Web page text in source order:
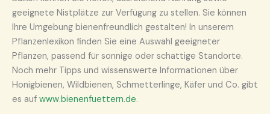
geeignete Nistplätze zur Verfügung zu stellen. Sie können
Ihre Umgebung bienenfreundlich gestalten! In unserem
Pflanzenlexikon finden Sie eine Auswahl geeigneter
Pflanzen, passend für sonnige oder schattige Standorte.
Noch mehr Tipps und wissenswerte Informationen über
Honigbienen, Wildbienen, Schmetterlinge, Käfer und Co. gibt
es auf www.bienenfuettern.de.